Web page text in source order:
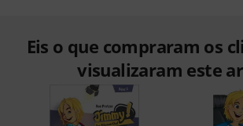
Eis o que compraram os
visualizaram este